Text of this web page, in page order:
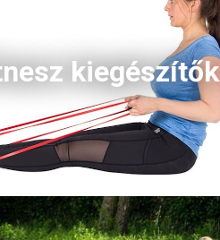
kiegészítők